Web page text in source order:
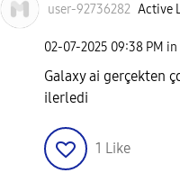
user-92736282 Active
‎02-07-2025 09:38 PM in
Galaxy ai gerçekten
ilerledi
1 Like